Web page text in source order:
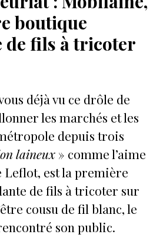
boutique
de fils à tricoter
déjà vu ce drôle de
les marchés et les
depuis trois
laineux » comme l’aime
Leflot, est la première
de fils à tricoter sur
cousu de fil blanc, le
son public.